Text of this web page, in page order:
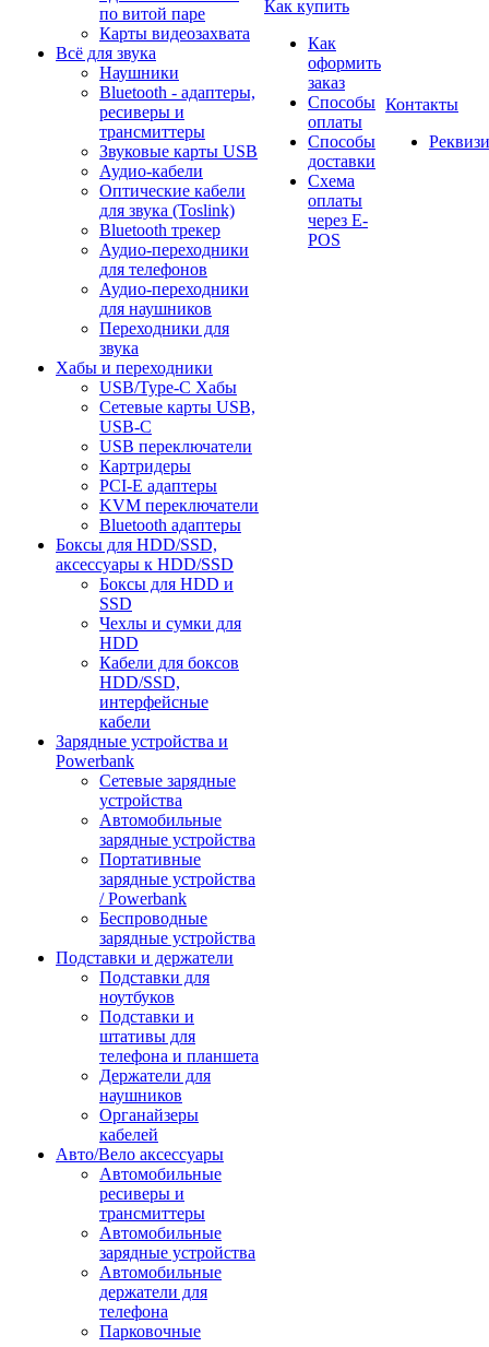
по витой паре
Карты видеозахвата
Всё для звука
Наушники
Bluetooth - адаптеры,
ресиверы и
трансмиттеры
Звуковые карты USB
Аудио-кабели
Оптические кабели
для звука (Toslink)
Bluetooth трекер
Аудио-переходники
для телефонов
Аудио-переходники
для наушников
Переходники для
звука
Хабы и переходники
USB/Type-C Хабы
Сетевые карты USB,
USB-C
USB переключатели
Картридеры
PCI-E адаптеры
KVM переключатели
Bluetooth адаптеры
Боксы для HDD/SSD,
аксессуары к HDD/SSD
Боксы для HDD и
SSD
Чехлы и сумки для
HDD
Кабели для боксов
HDD/SSD,
интерфейсные
кабели
Зарядные устройства и
Powerbank
Сетевые зарядные
устройства
Автомобильные
зарядные устройства
Портативные
зарядные устройства
/ Powerbank
Беспроводные
зарядные устройства
Подставки и держатели
Подставки для
ноутбуков
Подставки и
штативы для
телефона и планшета
Держатели для
наушников
Органайзеры
кабелей
Авто/Вело аксессуары
Автомобильные
ресиверы и
трансмиттеры
Автомобильные
зарядные устройства
Автомобильные
держатели для
телефона
Парковочные
Как купить
Как
оформить
заказ
Способы
оплаты
Способы
доставки
Схема
оплаты
через E-
POS
Контакты